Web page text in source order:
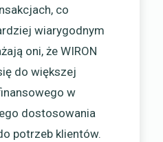
co
wiarygodnym
oni, że WIRON
do większej
w
dostosowania
potrzeb klientów.